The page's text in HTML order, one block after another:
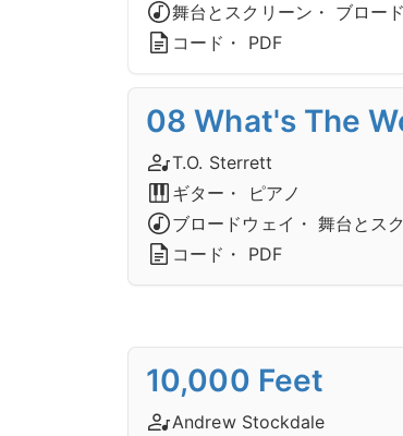
舞台とスクリーン・ ブロー
コード・ PDF
08 What's The
T.O. Sterrett
ギター・ ピアノ
ブロードウェイ・ 舞台とス
コード・ PDF
10,000 Feet
Andrew Stockdale